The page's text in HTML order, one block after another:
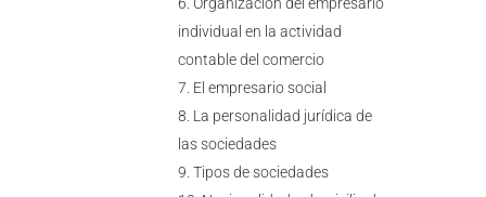
Organización del empresario
individual en la actividad
contable del comercio
El empresario social
La personalidad jurídica de
las sociedades
Tipos de sociedades